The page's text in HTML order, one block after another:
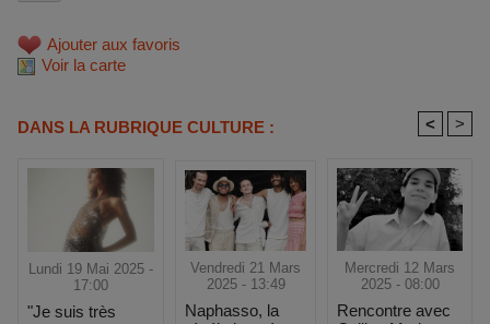
Ajouter aux favoris
Voir la carte
DANS LA RUBRIQUE CULTURE : < >
Lundi 19 Mai 2025 -
17:00
"Je suis très
Vendredi 21 Mars
2025 - 13:49
Naphasso, la
Mercredi 12 Mars
2025 - 08:00
Rencontre avec